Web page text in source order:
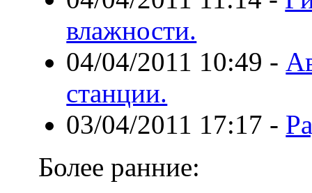
влажности.
04/04/2011 10:49 -
станции.
03/04/2011 17:17 -
Более ранние: